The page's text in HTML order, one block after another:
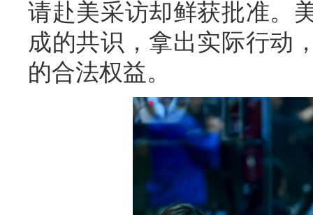
请赴美采访却鲜获批准。
成的共识，拿出实际行动
的合法权益。